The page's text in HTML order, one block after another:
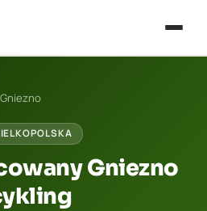
Gniezno
Gniezno